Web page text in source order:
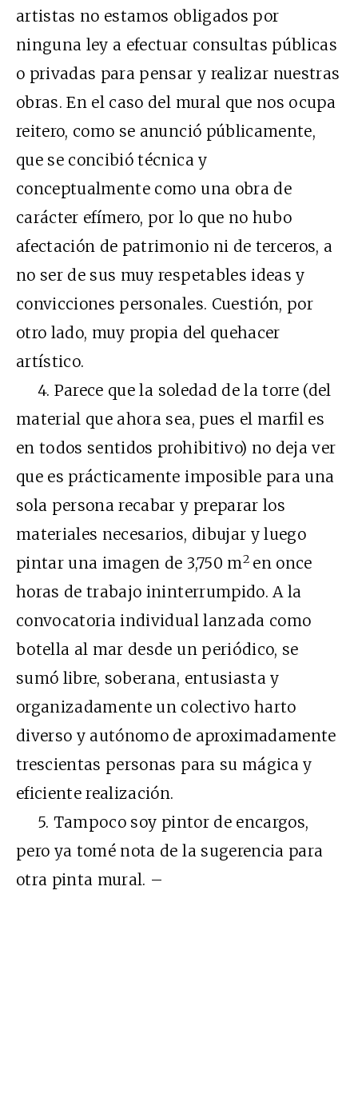
artistas no estamos obligados por
ninguna ley a efectuar consultas públicas
o privadas para pensar y realizar nuestras
obras. En el caso del mural que nos ocupa
reitero, como se anunció públicamente,
que se concibió técnica y
conceptualmente como una obra de
carácter efímero, por lo que no hubo
afectación de patrimonio ni de terceros, a
no ser de sus muy respetables ideas y
convicciones personales. Cuestión, por
otro lado, muy propia del quehacer
artístico.
4. Parece que la soledad de la torre (del
material que ahora sea, pues el marfil es
en todos sentidos prohibitivo) no deja ver
que es prácticamente imposible para una
sola persona recabar y preparar los
materiales necesarios, dibujar y luego
pintar una imagen de 3,750 m2 en once
horas de trabajo ininterrumpido. A la
convocatoria individual lanzada como
botella al mar desde un periódico, se
sumó libre, soberana, entusiasta y
organizadamente un colectivo harto
diverso y autónomo de aproximadamente
trescientas personas para su mágica y
eficiente realización.
5. Tampoco soy pintor de encargos,
pero ya tomé nota de la sugerencia para
otra pinta mural. –